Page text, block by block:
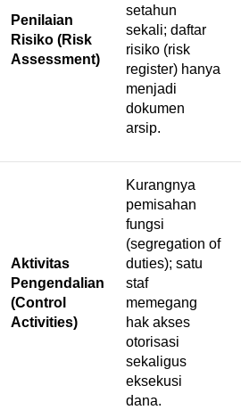
Penilaian
Risiko (Risk
Assessment)
setahun
sekali; daftar
risiko (risk
register) hanya
menjadi
dokumen
arsip.
Aktivitas
Pengendalian
(Control
Activities)
Kurangnya
pemisahan
fungsi
(segregation of
duties); satu
staf
memegang
hak akses
otorisasi
sekaligus
eksekusi
dana.